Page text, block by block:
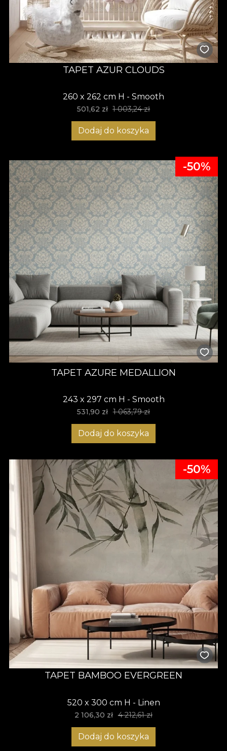
TAPET AZUR CLOUDS
260 x 262 cm H - Smooth
501,62 zł 1 003,24 zł
Dodaj do koszyka
-50%
TAPET AZURE MEDALLION
243 x 297 cm H - Smooth
531,90 zł 1 063,79 zł
Dodaj do koszyka
-50%
TAPET BAMBOO EVERGREEN
520 x 300 cm H - Linen
2 106,30 zł 4 212,61 zł
Dodaj do koszyka